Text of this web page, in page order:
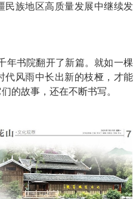
民族地区高质量发展中继续发
年书院翻开了新篇。就如一棵
代风雨中长出新的枝桠，才能
的故事，还在不断书写。